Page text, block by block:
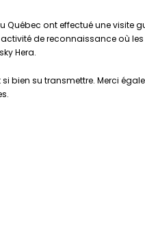
ont effectué une visite
de reconnaissance où
Hera.
bien su transmettre. Merci